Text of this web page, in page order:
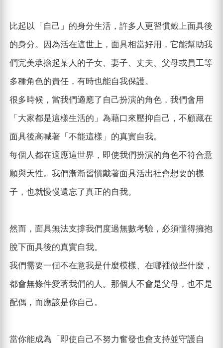
比起以「自己」的身分生活，許多人更習慣戴上面具後
的身分。因為活在這世上，面具相當好用，它能幫助我
們完美承擔起某人的子女、妻子、丈夫、父母或員工等
多種角色的責任，有時也能自我保護。
很多時候，當我們適應了自己扮演的角色，我們會用
「大家都是這樣生活的」為藉口來壓抑自己，不顧藏在
面具後高喊著「不能這樣」的真實自我。
每個人都在適應這世界，即使我們扮演的角色不符合意
願與天性。我們漸漸習慣戴著面具活出社會想要的樣
子，也就慢慢遺忘了真正的自我。
然而，面具無法支撐我們度過無數考驗，必須懂得擁抱
脫下面具後的真實自我。
我們需要一個不在意我是什麼模樣、在哪裡做些什麼，
都會無條件愛著我們的人。那個人不會是父母，也不是
配偶，而應該是你自己。
當你能成為「即使自己不努力奮發也會支持並守護自